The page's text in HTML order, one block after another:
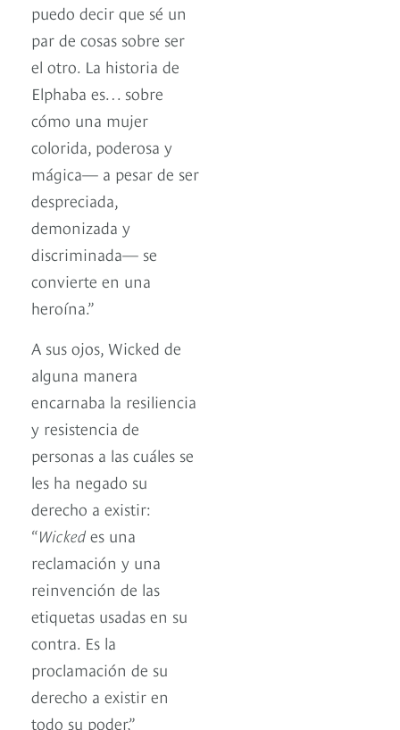
puedo decir que sé un
par de cosas sobre ser
el otro. La historia de
Elphaba es… sobre
cómo una mujer
colorida, poderosa y
mágica— a pesar de ser
despreciada,
demonizada y
discriminada— se
convierte en una
heroína.”
A sus ojos, Wicked de
alguna manera
encarnaba la resiliencia
y resistencia de
personas a las cuáles se
les ha negado su
derecho a existir:
“Wicked es una
reclamación y una
reinvención de las
etiquetas usadas en su
contra. Es la
proclamación de su
derecho a existir en
todo su poder,”